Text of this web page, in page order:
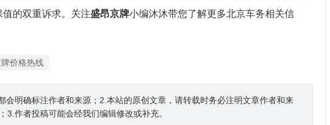
的双重诉求。关注盛昂京牌小编沐沐带您了解更多北京车务相关信
价格热线
会明确标注作者和来源；2.本站的原创文章，请转载时务必注明文章作者和来
作者投稿可能会经我们编辑修改或补充。